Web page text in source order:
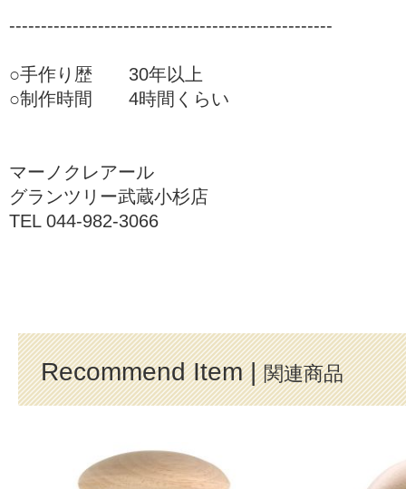
---------------------------------------------------
○手作り歴 30年以上
○制作時間 4時間くらい
マーノクレアール
グランツリー武蔵小杉店
TEL 044-982-3066
Recommend Item |関連商品